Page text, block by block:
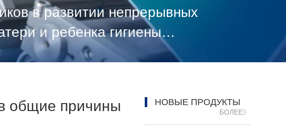
в развитии непрерывных
и ребенка гигиены
пр
общие причины
НОВЫЕ ПРОДУКТЫ
БОЛЕЕ》